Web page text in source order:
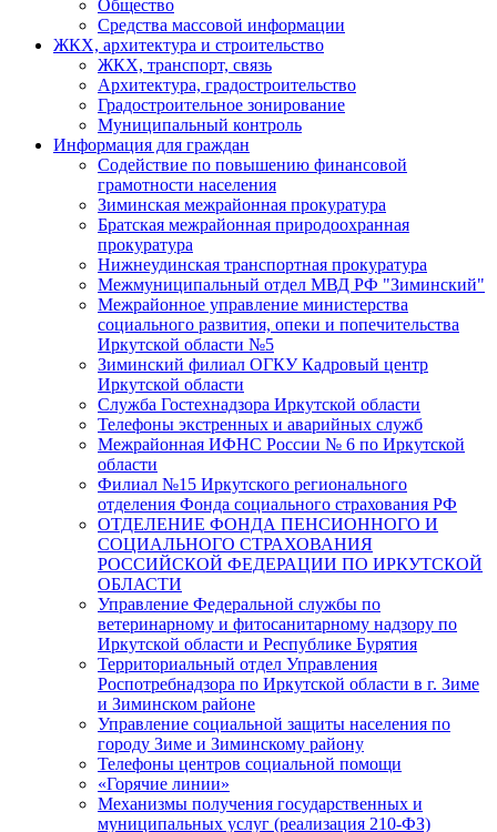
Общество
Средства массовой информации
ЖКХ, архитектура и строительство
ЖКХ, транспорт, связь
Архитектура, градостроительство
Градостроительное зонирование
Муниципальный контроль
Информация для граждан
Содействие по повышению финансовой
грамотности населения
Зиминская межрайонная прокуратура
Братская межрайонная природоохранная
прокуратура
Нижнеудинская транспортная прокуратура
Межмуниципальный отдел МВД РФ "Зиминский"
Межрайонное управление министерства
социального развития, опеки и попечительства
Иркутской области №5
Зиминский филиал ОГКУ Кадровый центр
Иркутской области
Служба Гостехнадзора Иркутской области
Телефоны экстренных и аварийных служб
Межрайонная ИФНС России № 6 по Иркутской
области
Филиал №15 Иркутского регионального
отделения Фонда социального страхования РФ
ОТДЕЛЕНИЕ ФОНДА ПЕНСИОННОГО И
СОЦИАЛЬНОГО СТРАХОВАНИЯ
РОССИЙСКОЙ ФЕДЕРАЦИИ ПО ИРКУТСКОЙ
ОБЛАСТИ
Управление Федеральной службы по
ветеринарному и фитосанитарному надзору по
Иркутской области и Республике Бурятия
Территориальный отдел Управления
Роспотребнадзора по Иркутской области в г. Зиме
и Зиминском районе
Управление социальной защиты населения по
городу Зиме и Зиминскому району
Телефоны центров социальной помощи
«Горячие линии»
Механизмы получения государственных и
муниципальных услуг (реализация 210-ФЗ)